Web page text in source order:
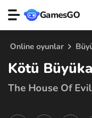
GamesGO
Online oyunlar
Kötü
The House Of